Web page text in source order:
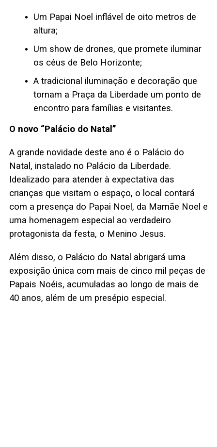
Um Papai Noel inflável de oito metros de
altura;
Um show de drones, que promete iluminar
os céus de Belo Horizonte;
A tradicional iluminação e decoração que
tornam a Praça da Liberdade um ponto de
encontro para famílias e visitantes.
O novo “Palácio do Natal”
A grande novidade deste ano é o Palácio do
Natal, instalado no Palácio da Liberdade.
Idealizado para atender à expectativa das
crianças que visitam o espaço, o local contará
com a presença do Papai Noel, da Mamãe Noel e
uma homenagem especial ao verdadeiro
protagonista da festa, o Menino Jesus.
Além disso, o Palácio do Natal abrigará uma
exposição única com mais de cinco mil peças de
Papais Noéis, acumuladas ao longo de mais de
40 anos, além de um presépio especial.